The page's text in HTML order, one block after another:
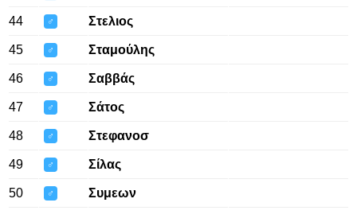
44 ♂ Στελιος
45 ♂ Σταμούλης
46 ♂ Σαββάς
47 ♂ Σάτος
48 ♂ Στεφανοσ
49 ♂ Σίλας
50 ♂ Συμεων